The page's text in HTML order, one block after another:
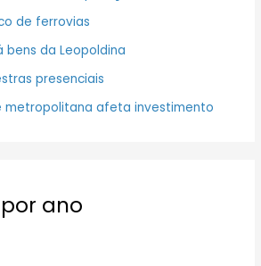
de ferrovias
da Leopoldina
presenciais
metropolitana afeta investimento
ano